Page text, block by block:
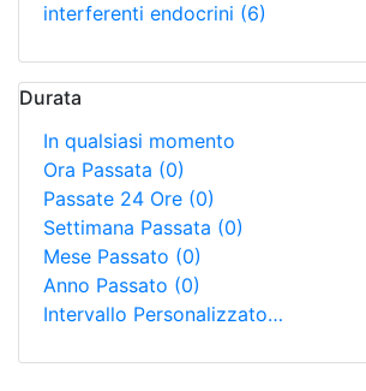
interferenti endocrini (6)
Durata
In qualsiasi momento
Ora Passata (0)
Passate 24 Ore (0)
Settimana Passata (0)
Mese Passato (0)
Anno Passato (0)
Intervallo Personalizzato…